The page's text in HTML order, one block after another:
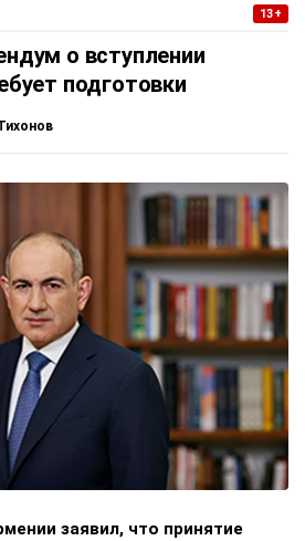
13+
о вступлении
подготовки
заявил, что принятие